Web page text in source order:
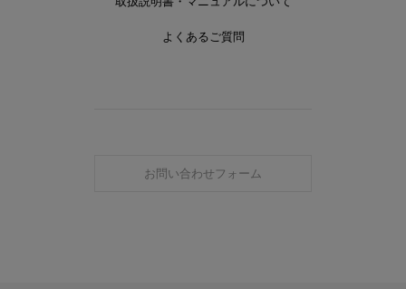
よくあるご質問
お問い合わせフォーム